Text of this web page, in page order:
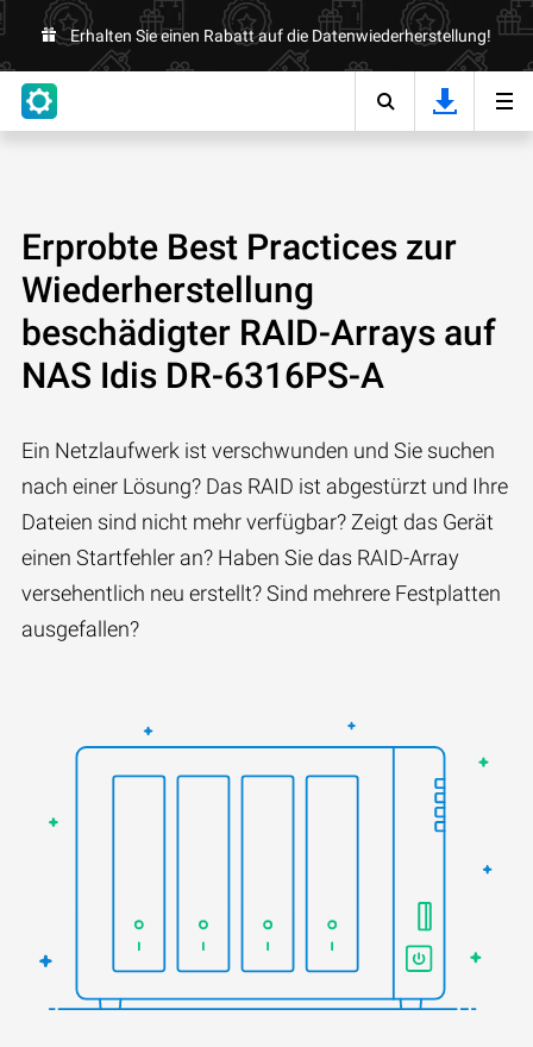
Erhalten Sie einen Rabatt auf die Datenwiederherstellung!
Erprobte Best Practices zur
Wiederherstellung
beschädigter RAID-Arrays auf
NAS Idis DR-6316PS-A
Ein Netzlaufwerk ist verschwunden und Sie suchen
nach einer Lösung? Das RAID ist abgestürzt und Ihre
Dateien sind nicht mehr verfügbar? Zeigt das Gerät
einen Startfehler an? Haben Sie das RAID-Array
versehentlich neu erstellt? Sind mehrere Festplatten
ausgefallen?